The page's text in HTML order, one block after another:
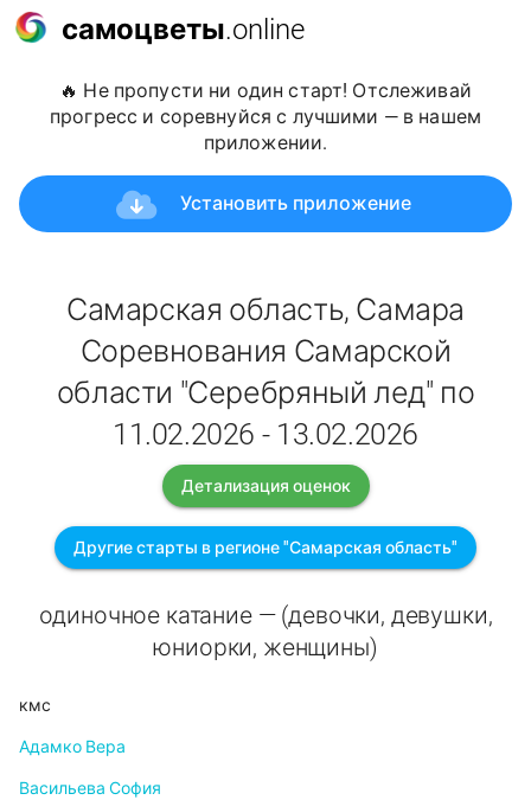
самоцветы.online
🔥 Не пропусти ни один старт! Отслеживай
прогресс и соревнуйся с лучшими — в нашем
приложении.
Установить приложение
Самарская область, Самара
Соревнования Самарской
области "Серебряный лед" по
11.02.2026 - 13.02.2026
Детализация оценок
Другие старты в регионе "Самарская область"
одиночное катание — (девочки, девушки,
юниорки, женщины)
кмс
Адамко Вера
Васильева София